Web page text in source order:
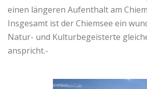
einen längeren Aufenthalt am
Insgesamt ist der Chiemsee ein
Natur- und Kulturbegeisterte
anspricht.-